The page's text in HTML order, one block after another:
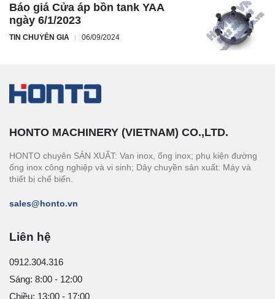
Báo giá Cửa áp bồn tank YAA
ngày 6/1/2023
TIN CHUYÊN GIA 06/09/2024
HONTO MACHINERY (VIETNAM) CO.,LTD.
HONTO chuyên SẢN XUẤT: Van inox, ống inox; phụ kiện đường
ống inox công nghiệp và vi sinh; Dây chuyền sản xuất: Máy và
thiết bị chế biến.
sales@honto.vn
Liên hệ
0912.304.316
Sáng: 8:00 - 12:00
Chiều: 13:00 - 17:00